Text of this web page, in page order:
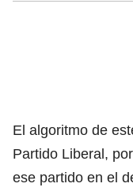
El algoritmo de
Partido Liberal,
ese partido en el